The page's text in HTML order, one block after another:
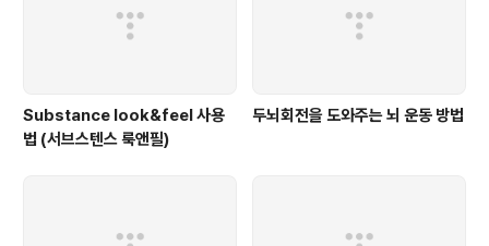
Substance look&feel 사용
법 (서브스텐스 룩앤필)
두뇌회전을 도와주는 뇌 운동 방법